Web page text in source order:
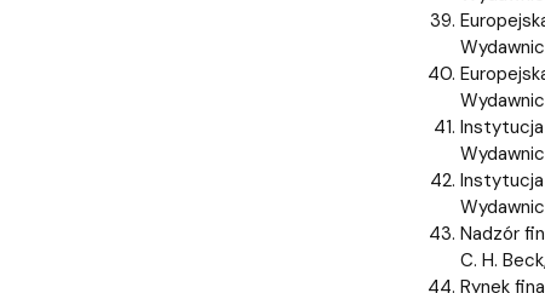
Instytucja
Instytucja
Nadzór
C. H.
Rynek